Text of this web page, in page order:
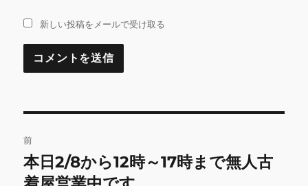
新しい投稿をメールで受け取る
稿
前
前
の
本日2/8から12時～17時まで無人古